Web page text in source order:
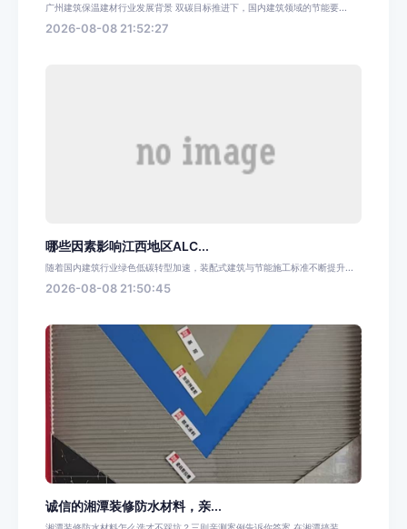
广州建筑保温建材行业发展背景 双碳目标推进下，国内建筑领域的节能要...
2026-08-08 21:52:27
哪些因素影响江西地区ALC...
随着国内建筑行业绿色低碳转型加速，装配式建筑与节能施工标准不断提升...
2026-08-08 21:50:45
诚信的湘潭装修防水材料，亲...